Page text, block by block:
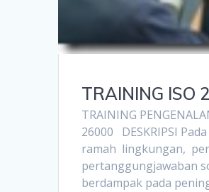
TRAINING ISO
TRAINING
26000 DESKRIPSI
ramah lingkungan,
pertanggungjawaban
berdampak pada